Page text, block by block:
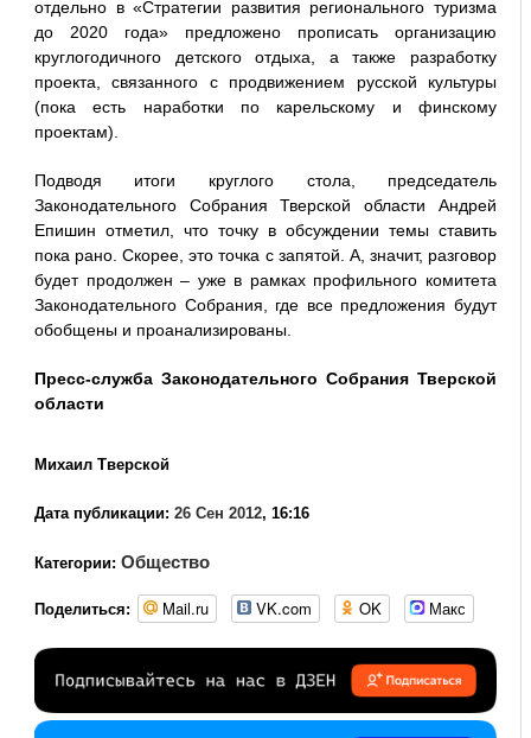
отдельно в «Стратегии развития регионального туризма
до 2020 года» предложено прописать организацию
круглогодичного детского отдыха, а также разработку
проекта, связанного с продвижением русской культуры
(пока есть наработки по карельскому и финскому
проектам).
Подводя итоги круглого стола, председатель
Законодательного Собрания Тверской области Андрей
Епишин отметил, что точку в обсуждении темы ставить
пока рано. Скорее, это точка с запятой. А, значит, разговор
будет продолжен – уже в рамках профильного комитета
Законодательного Собрания, где все предложения будут
обобщены и проанализированы.
Пресс-служба Законодательного Собрания Тверской
области
Михаил Тверской
Дата публикации: 26 Сен 2012, 16:16
Категории: Общество
Поделиться: Mail.ru VK.com OK Макс